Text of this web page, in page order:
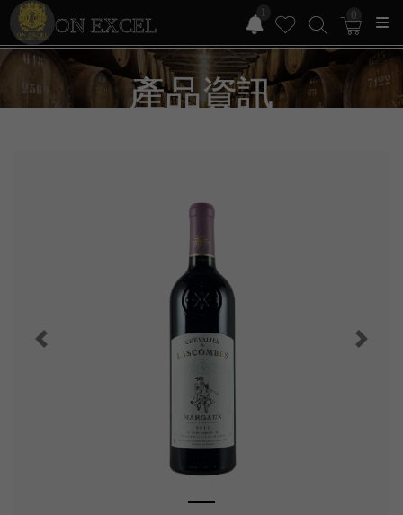
ON EXCEL
1 0
產品資訊